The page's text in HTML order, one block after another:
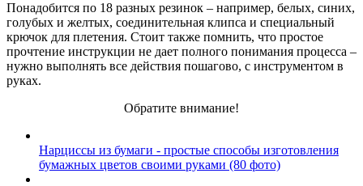
Понадобится по 18 разных резинок – например, белых, синих,
голубых и желтых, соединительная клипса и специальный
крючок для плетения. Стоит также помнить, что простое
прочтение инструкции не дает полного понимания процесса –
нужно выполнять все действия пошагово, с инструментом в
руках.
Обратите внимание!
Нарциссы из бумаги - простые способы изготовления
бумажных цветов своими руками (80 фото)